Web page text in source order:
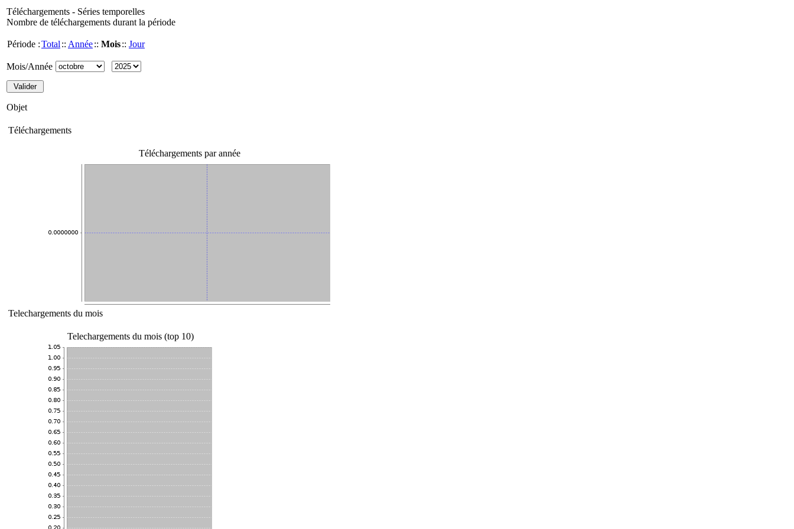
Téléchargements - Séries temporelles
Nombre de téléchargements durant la période
Période :Total :: Année:: Mois:: Jour
Mois/Année
Objet
Téléchargements
Téléchargements par année
Telechargements du mois
Telechargements du mois (top 10)